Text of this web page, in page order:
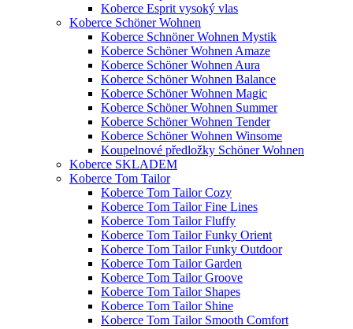
Koberce Esprit vysoký vlas
Koberce Schöner Wohnen
Koberce Schnöner Wohnen Mystik
Koberce Schöner Wohnen Amaze
Koberce Schöner Wohnen Aura
Koberce Schöner Wohnen Balance
Koberce Schöner Wohnen Magic
Koberce Schöner Wohnen Summer
Koberce Schöner Wohnen Tender
Koberce Schöner Wohnen Winsome
Koupelnové předložky Schöner Wohnen
Koberce SKLADEM
Koberce Tom Tailor
Koberce Tom Tailor Cozy
Koberce Tom Tailor Fine Lines
Koberce Tom Tailor Fluffy
Koberce Tom Tailor Funky Orient
Koberce Tom Tailor Funky Outdoor
Koberce Tom Tailor Garden
Koberce Tom Tailor Groove
Koberce Tom Tailor Shapes
Koberce Tom Tailor Shine
Koberce Tom Tailor Smooth Comfort